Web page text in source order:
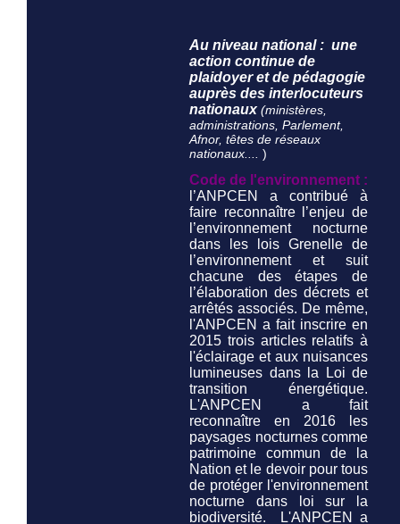
Au niveau national : une
action continue de
plaidoyer et de pédagogie
auprès des interlocuteurs
nationaux(ministères,
administrations, Parlement,
Afnor, têtes de réseaux
nationaux....
)
Code de l'environnement :
l’ANPCEN a contribué à
faire reconnaître l’enjeu de
l’environnement nocturne
dans les lois Grenelle de
l’environnement et suit
chacune des étapes de
l’élaboration des décrets et
arrêtés associés. De même,
l'ANPCEN a fait inscrire en
2015 trois articles relatifs à
l'éclairage et aux nuisances
lumineuses dans la Loi de
transition énergétique.
L'ANPCEN a fait
reconnaître en 2016 les
paysages nocturnes comme
patrimoine commun de la
Nation et le devoir pour tous
de protéger l'environnement
nocturne dans loi sur la
biodiversité.
L'ANPCEN a